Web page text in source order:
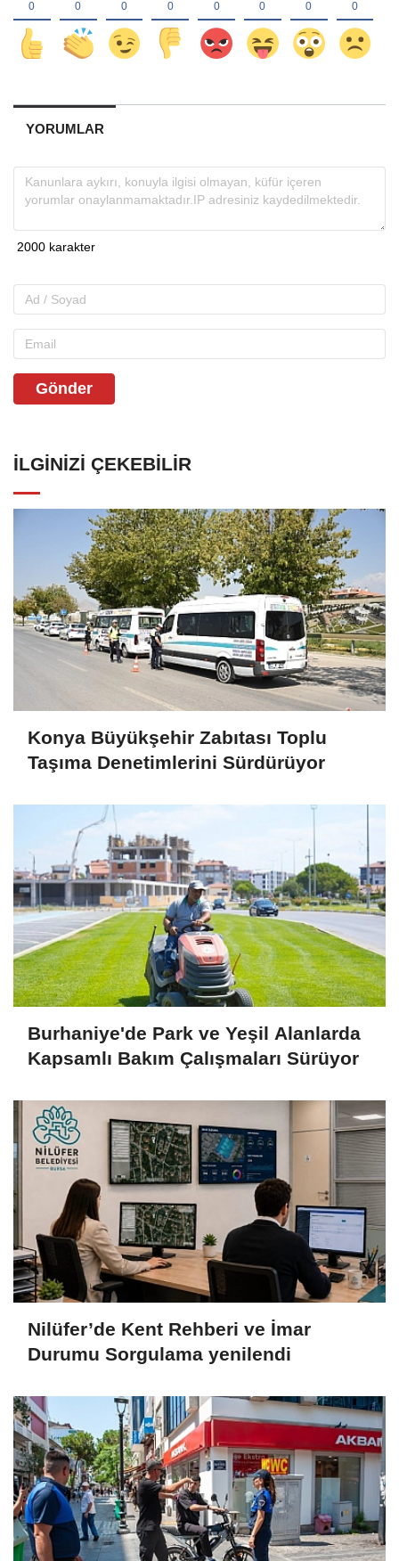
YORUMLAR
Gönder
İLGINIZI ÇEKEBILIR
Konya Büyükşehir Zabıtası Toplu
Taşıma Denetimlerini Sürdürüyor
Burhaniye'de Park ve Yeşil Alanlarda
Kapsamlı Bakım Çalışmaları Sürüyor
Nilüfer’de Kent Rehberi ve İmar
Durumu Sorgulama yenilendi